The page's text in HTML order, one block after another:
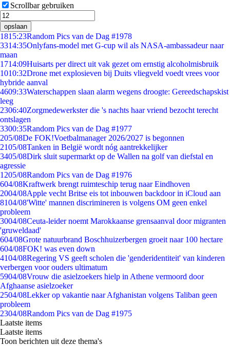
Scrollbar gebruiken
opslaan
1815:23Random Pics van de Dag #1978
3314:35Onlyfans-model met G-cup wil als NASA-ambassadeur naar
maan
1714:09Huisarts per direct uit vak gezet om ernstig alcoholmisbruik
1010:32Drone met explosieven bij Duits vliegveld voedt vrees voor
hybride aanval
4609:33Waterschappen slaan alarm wegens droogte: Gereedschapskist
leeg
2306:40Zorgmedewerkster die 's nachts haar vriend bezocht terecht
ontslagen
3300:35Random Pics van de Dag #1977
205/08De FOK!Voetbalmanager 2026/2027 is begonnen
2105/08Tanken in België wordt nóg aantrekkelijker
3405/08Dirk sluit supermarkt op de Wallen na golf van diefstal en
agressie
1205/08Random Pics van de Dag #1976
604/08Kraftwerk brengt ruimteschip terug naar Eindhoven
2004/08Apple vecht Britse eis tot inbouwen backdoor in iCloud aan
8104/08'Witte' mannen discrimineren is volgens OM geen enkel
probleem
3004/08Ceuta-leider noemt Marokkaanse grensaanval door migranten
'gruweldaad'
604/08Grote natuurbrand Boschhuizerbergen groeit naar 100 hectare
604/08FOK! was even down
4104/08Regering VS geeft scholen die 'genderidentiteit' van kinderen
verbergen voor ouders ultimatum
5904/08Vrouw die asielzoekers hielp in Athene vermoord door
Afghaanse asielzoeker
2504/08Lekker op vakantie naar Afghanistan volgens Taliban geen
probleem
2304/08Random Pics van de Dag #1975
Laatste items
Laatste items
Toon berichten uit deze thema's